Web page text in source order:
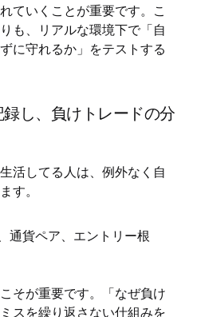
ていくことが重要です。こ
も、リアルな環境下で「自
に守れるか」をテストする
し、負けトレードの分
活してる人は、例外なく自
す。
通貨ペア、エントリー根
そが重要です。「なぜ負け
スを繰り返さない仕組みを